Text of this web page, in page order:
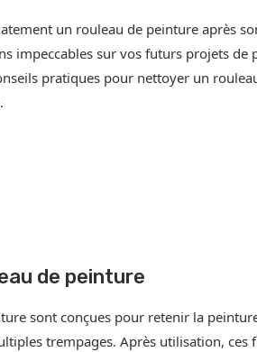
un rouleau de peinture après
impeccables sur vos futurs projets de
pratiques pour nettoyer un
de peinture
sont conçues pour retenir la
trempages. Après utilisation,